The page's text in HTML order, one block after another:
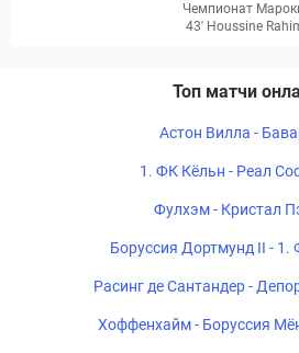
Чемпионат
43' Houssine
Топ матчи
Астон Вилла -
1. ФК Кёльн - Реал
Фулхэм - Кристал
Боруссия Дортмунд II - 1.
Расинг де Сантандер -
Хоффенхайм - Боруссия